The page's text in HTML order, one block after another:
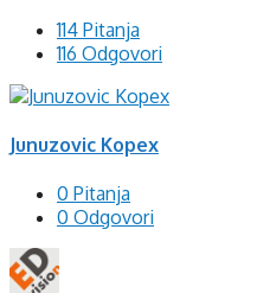
114 Pitanja
116 Odgovori
Junuzovic Kopex
0 Pitanja
0 Odgovori